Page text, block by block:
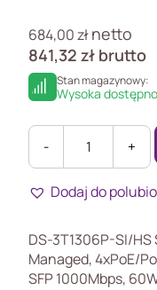
684,00złnetto
841,32 zł brutto
Stan magazynowy:
Wysoka
-
DS-
3T1306P-
Switch
PoE,
4xPoE/PoE+
+
Dodaj do
DS-3T1306P-SI/
Managed, 4xPoE/
SFP 1000Mbps,